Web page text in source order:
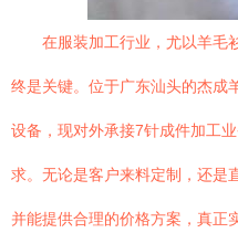
在服装加工行业，尤以羊毛
终是关键。位于广东汕头的杰成
设备，现对外承接7针成件加工
求。无论是客户来料定制，还是
并能提供合理的价格方案，真正